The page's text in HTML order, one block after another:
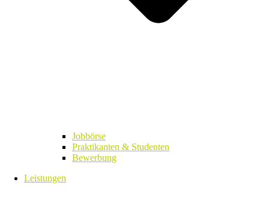
Jobbörse
Praktikanten & Studenten
Bewerbung
Leistungen